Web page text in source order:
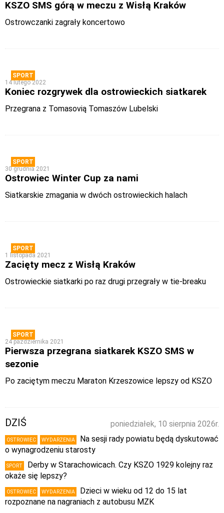
KSZO SMS górą w meczu z Wisłą Kraków
Ostrowczanki zagrały koncertowo
SPORT
14 lutego 2022
Koniec rozgrywek dla ostrowieckich siatkarek
Przegrana z Tomasovią Tomaszów Lubelski
SPORT
30 grudnia 2021
Ostrowiec Winter Cup za nami
Siatkarskie zmagania w dwóch ostrowieckich halach
SPORT
1 listopada 2021
Zacięty mecz z Wisłą Kraków
Ostrowieckie siatkarki po raz drugi przegrały w tie-breaku
SPORT
24 października 2021
Pierwsza przegrana siatkarek KSZO SMS w
sezonie
Po zaciętym meczu Maraton Krzeszowice lepszy od KSZO
poniedziałek, 10 sierpnia 2026r.
DZIŚ
OSTROWIEC WYDARZENIA
Na sesji rady powiatu będą dyskutować
o wynagrodzeniu starosty
SPORT
Derby w Starachowicach. Czy KSZO 1929 kolejny raz
okaże się lepszy?
OSTROWIEC WYDARZENIA
Dzieci w wieku od 12 do 15 lat
rozpoznane na nagraniach z autobusu MZK